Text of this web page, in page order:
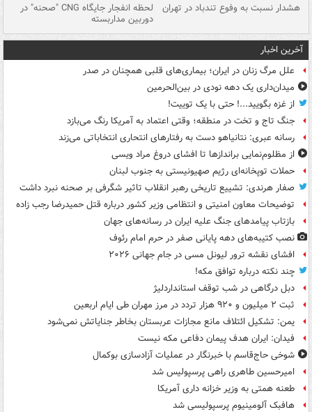
هشدار نسبت به وفوع تندباد در تهران لحظه انفجار جایگاه CNG "صحنه" در
دوربین مداربسته
آخرین اخبار
علل مرگ زنان در ایران؛ بیماری‌های قلبی همچنان در صدر
میدان‌داری یک دهه نودی در بین‌الحرمین
از غزه بگویید...! حتی با یک توییت!
جنگ تاج و تخت در منطقه؛ وقتی اعتماد به آمریکا رنگ می‌بازد
رسانه عبری: نتانیاهو دست به رفتارهای انتحاری انتخاباتی می‌زند
از مظلوم‌نمایی براندازها تا افشای دروغ مراد ویسی
حملات توپخانه‌ای رژیم صهیونیستی به جنوب لبنان
صفار هرندی: تشییع تاریخی رهبر انقلاب تاثیر شگرفی بر صحنه نبرد داشت
توضیحات معاون امنیتی و انتظامی وزیر کشور درباره قتل حمیدرضا رجب زاده
بازتاب پیامدهای جنگ علیه ایران در رسانه‌های جهان
نصب کتیبه‌های دهه پایانی صفر در حرم امام رئوف
افشای نقشه ترور لیونل مسی در جام جهانی ۲۰۲۶
چند نکته درباره توافق مکه!
دبل درگاهی در شب توقف استانداردلیژ
ثبت ۲ میلیون و ۹۲۰ هزار تردد در مرز مهران طی ایام اربعین
یمن: تشکیل ائتلاف مانع مجازات عربستان بخاطر جنایاتش نمی‌شود
فیدان: ایران هدف پیمان دفاعی مکه نیست
شوخی حاج‌قاسم با خبرنگار در عملیات آزادسازی بوکمال
امیرحسین طاهری راهی پرسپولیس شد
طعنه همتی به وزیر خزانه داری آمریکا
هافبک آلومینیوم پرسپولیسی شد